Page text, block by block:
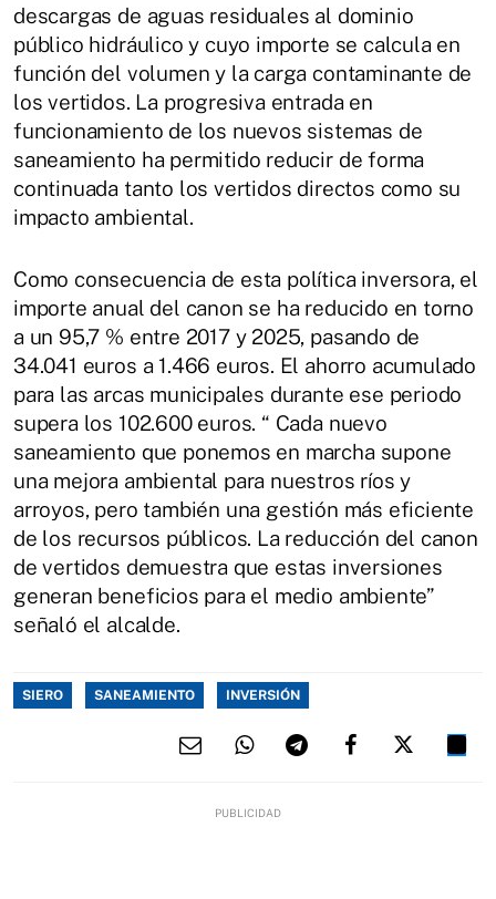
descargas de aguas residuales al dominio
público hidráulico y cuyo importe se calcula en
función del volumen y la carga contaminante de
los vertidos. La progresiva entrada en
funcionamiento de los nuevos sistemas de
saneamiento ha permitido reducir de forma
continuada tanto los vertidos directos como su
impacto ambiental.
Como consecuencia de esta política inversora, el
importe anual del canon se ha reducido en torno
a un 95,7 % entre 2017 y 2025, pasando de
34.041 euros a 1.466 euros. El ahorro acumulado
para las arcas municipales durante ese periodo
supera los 102.600 euros. “ Cada nuevo
saneamiento que ponemos en marcha supone
una mejora ambiental para nuestros ríos y
arroyos, pero también una gestión más eficiente
de los recursos públicos. La reducción del canon
de vertidos demuestra que estas inversiones
generan beneficios para el medio ambiente”
señaló el alcalde.
SIERO SANEAMIENTO INVERSIÓN